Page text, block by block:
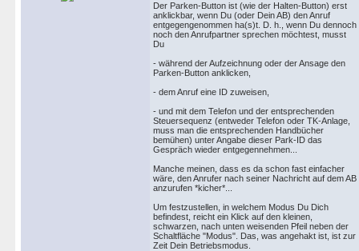
Der Parken-Button ist (wie der Halten-Button) erst
anklickbar, wenn Du (oder Dein AB) den Anruf
entgegengenommen ha(s)t. D. h., wenn Du dennoch
noch den Anrufpartner sprechen möchtest, musst
Du
- während der Aufzeichnung oder der Ansage den
Parken-Button anklicken,
- dem Anruf eine ID zuweisen,
- und mit dem Telefon und der entsprechenden
Steuersequenz (entweder Telefon oder TK-Anlage,
muss man die entsprechenden Handbücher
bemühen) unter Angabe dieser Park-ID das
Gespräch wieder entgegennehmen...
Manche meinen, dass es da schon fast einfacher
wäre, den Anrufer nach seiner Nachricht auf dem AB
anzurufen *kicher*...
Um festzustellen, in welchem Modus Du Dich
befindest, reicht ein Klick auf den kleinen,
schwarzen, nach unten weisenden Pfeil neben der
Schaltfläche "Modus". Das, was angehakt ist, ist zur
Zeit Dein Betriebsmodus.